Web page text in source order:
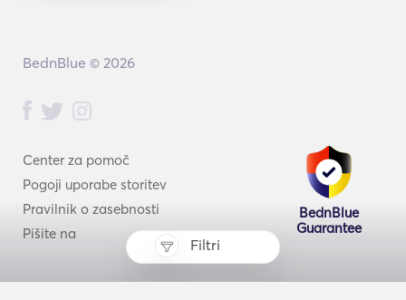
Filtri
Center za pomoč
Pogoji uporabe storitev
Pravilnik o zasebnosti
Pišite na
BednBlue
Guarantee
BednBlue © 2026